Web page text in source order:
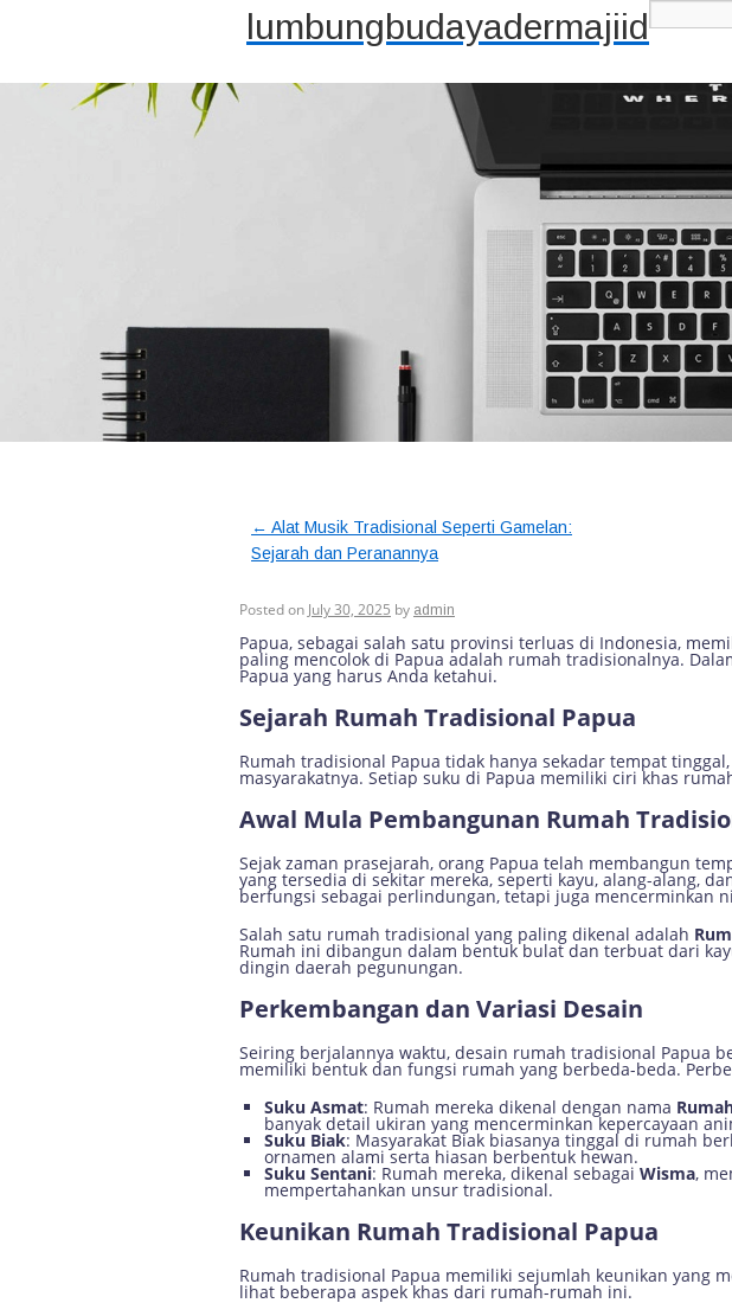
lumbungbudayadermajiid
← Alat Musik Tradisional Seperti Gamelan:
Sejarah dan Peranannya
Posted on July 30, 2025 by admin
Papua, sebagai salah satu provinsi terluas di Indonesia,
paling mencolok di Papua adalah rumah tradisionalnya.
Papua yang harus Anda ketahui.
Sejarah Rumah Tradisional Papua
Rumah tradisional Papua tidak hanya sekadar tempat
masyarakatnya. Setiap suku di Papua memiliki ciri khas
Awal Mula Pembangunan Rumah
Sejak zaman prasejarah, orang Papua telah membangun
yang tersedia di sekitar mereka, seperti kayu, alang-alang,
berfungsi sebagai perlindungan, tetapi juga mencerminkan
Salah satu rumah tradisional yang paling dikenal adalah
Rumah ini dibangun dalam bentuk bulat dan terbuat dari
dingin daerah pegunungan.
Perkembangan dan Variasi Desain
Seiring berjalannya waktu, desain rumah tradisional Papua
memiliki bentuk dan fungsi rumah yang berbeda-beda.
Suku Asmat: Rumah mereka dikenal dengan nama
banyak detail ukiran yang mencerminkan kepercayaan
Suku Biak: Masyarakat Biak biasanya tinggal di rumah
ornamen alami serta hiasan berbentuk hewan.
Suku Sentani: Rumah mereka, dikenal sebagai Wisma,
mempertahankan unsur tradisional.
Keunikan Rumah Tradisional Papua
Rumah tradisional Papua memiliki sejumlah keunikan yang
lihat beberapa aspek khas dari rumah-rumah ini.